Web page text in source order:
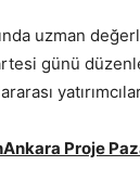
uzman
günü
Proje